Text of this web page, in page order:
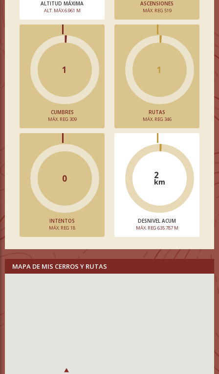
ALTITUD MÁXIMA
ALT. MÁX 6.961 M
ASCENSIONES
MÁX. REG 519
1
CUMBRES
MÁX. REG 309
1
RUTAS
MÁX. REG 346
0
INTENTOS
MÁX. REG 18
2
km
DESNIVEL ACUM
MÁX. REG 635.787 M
MAPA DE MIS CERROS Y RUTAS